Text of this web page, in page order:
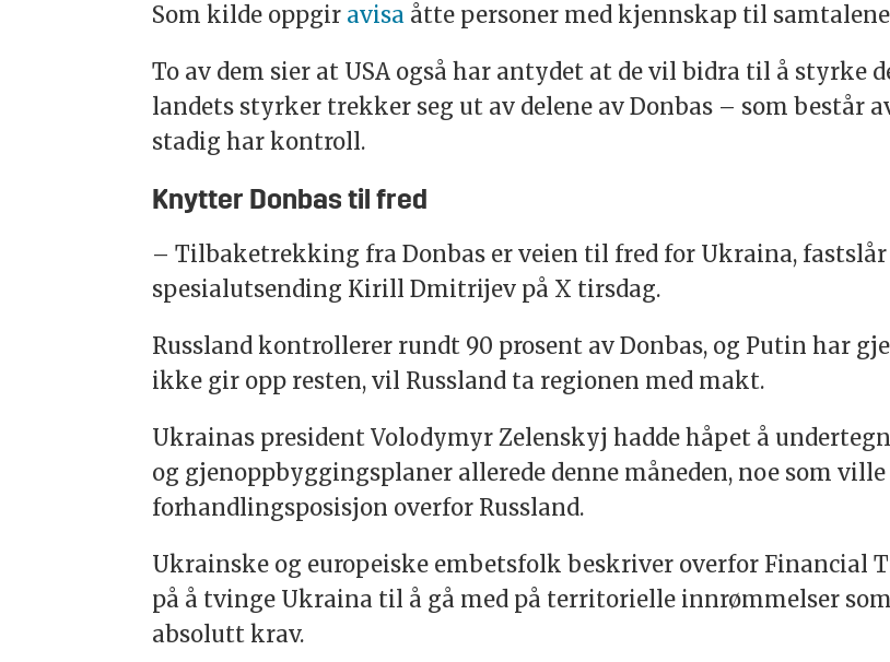
Som kilde oppgir avisa åtte personer med kjennskap til
To av dem sier at USA også har antydet at de vil bidra til å styrke
landets styrker trekker seg ut av delene av Donbas – som består
stadig har kontroll.
Knytter Donbas til fred
– Tilbaketrekking fra Donbas er veien til fred for Ukraina,
spesialutsending Kirill Dmitrijev på X tirsdag.
Russland kontrollerer rundt 90 prosent av Donbas, og Putin har
ikke gir opp resten, vil Russland ta regionen med makt.
Ukrainas president Volodymyr Zelenskyj hadde håpet å
og gjenoppbyggingsplaner allerede denne måneden, noe som
forhandlingsposisjon overfor Russland.
Ukrainske og europeiske embetsfolk beskriver overfor Financial
på å tvinge Ukraina til å gå med på territorielle innrømmelser
absolutt krav.